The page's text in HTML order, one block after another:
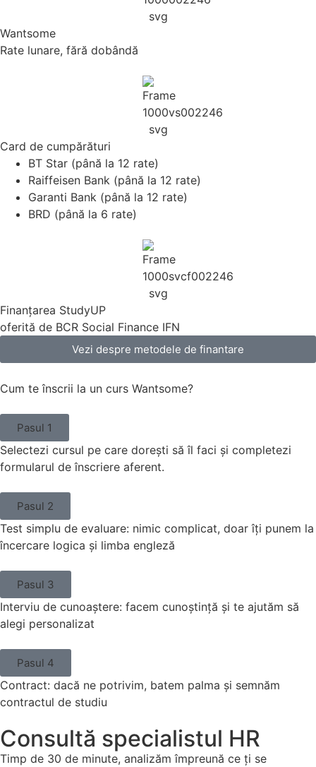
Wantsome
Rate lunare, fără dobândă
Card de cumpărături
BT Star (până la 12 rate)
Raiffeisen Bank (până la 12 rate)
Garanti Bank (până la 12 rate)
BRD (până la 6 rate)
Finanțarea StudyUP
oferită de BCR Social Finance IFN
Vezi despre metodele de finantare
Cum te înscrii la un curs Wantsome?
Pasul 1
Selectezi cursul pe care dorești să îl faci și completezi
formularul de înscriere aferent.
Pasul 2
Test simplu de evaluare: nimic complicat, doar îți punem la
încercare logica și limba engleză
Pasul 3
Interviu de cunoaștere: facem cunoștință și te ajutăm să
alegi personalizat
Pasul 4
Contract: dacă ne potrivim, batem palma și semnăm
contractul de studiu
Consultă specialistul HR
Timp de 30 de minute, analizăm împreună ce ți se